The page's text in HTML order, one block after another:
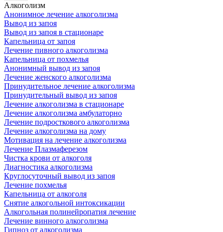
Алкоголизм
Анонимное лечение алкоголизма
Вывод из запоя
Вывод из запоя в стационаре
Капельница от запоя
Лечение пивного алкоголизма
Капельница от похмелья
Анонимный вывод из запоя
Лечение женского алкоголизма
Принудительное лечение алкоголизма
Принудительный вывод из запоя
Лечение алкоголизма в стационаре
Лечение алкоголизма амбулаторно
Лечение подросткового алкоголизма
Лечение алкоголизма на дому
Мотивация на лечение алкоголизма
Лечение Плазмаферезом
Чистка крови от алкоголя
Диагностика алкоголизма
Круглосуточный вывод из запоя
Лечение похмелья
Капельница от алкоголя
Снятие алкогольной интоксикации
Алкогольная полинейропатия лечение
Лечение винного алкоголизма
Гипноз от алкоголизма